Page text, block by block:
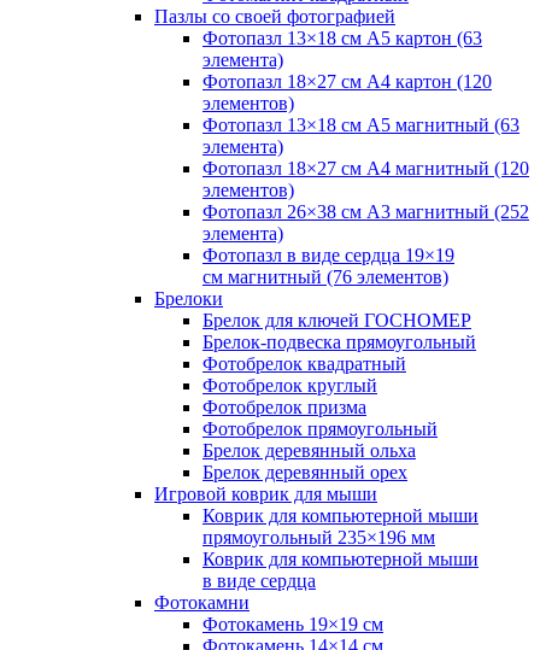
Пазлы со своей фотографией
Фотопазл 13×18 см А5 картон (63
элемента)
Фотопазл 18×27 см А4 картон (120
элементов)
Фотопазл 13×18 см А5 магнитный (63
элемента)
Фотопазл 18×27 см А4 магнитный (120
элементов)
Фотопазл 26×38 см А3 магнитный (252
элемента)
Фотопазл в виде сердца 19×19
см магнитный (76 элементов)
Брелоки
Брелок для ключей ГОСНОМЕР
Брелок-подвеска прямоугольный
Фотобрелок квадратный
Фотобрелок круглый
Фотобрелок призма
Фотобрелок прямоугольный
Брелок деревянный ольха
Брелок деревянный орех
Игровой коврик для мыши
Коврик для компьютерной мыши
прямоугольный 235×196 мм
Коврик для компьютерной мыши
в виде сердца
Фотокамни
Фотокамень 19×19 см
Фотокамень 14×14 см